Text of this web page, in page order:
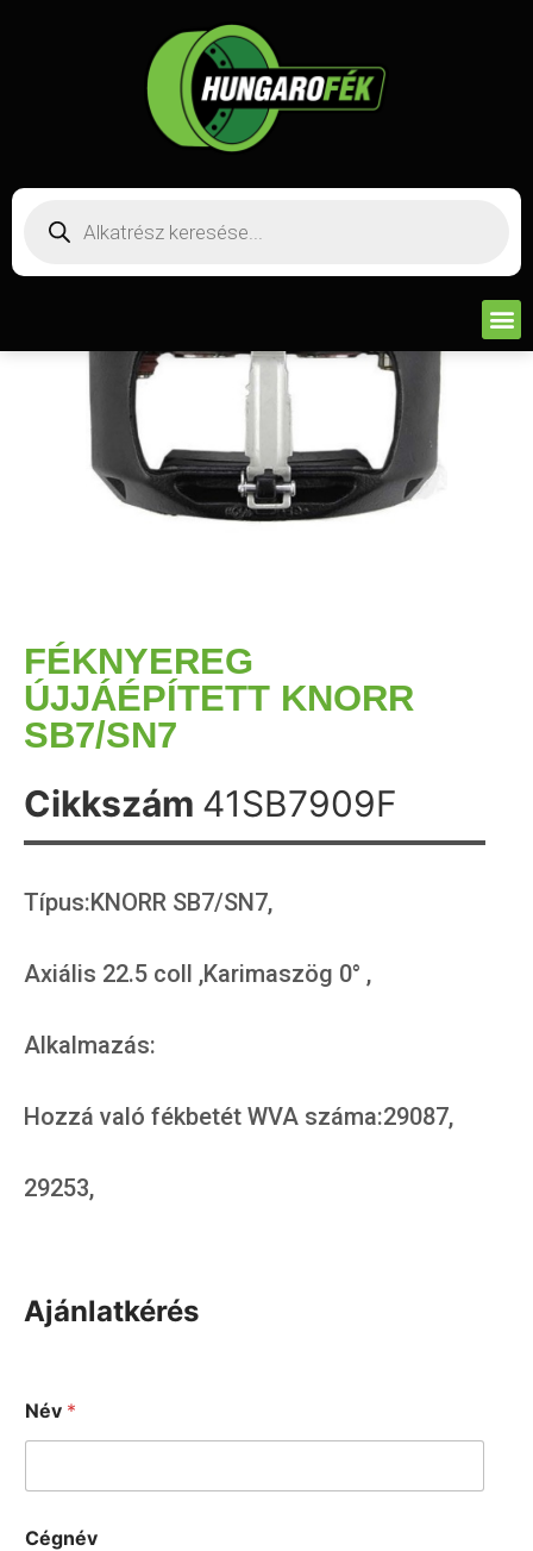
FÉKNYEREG
ÚJJÁÉPÍTETT KNORR
SB7/SN7
Cikkszám 41SB7909F
Típus:KNORR SB7/SN7,
Axiális 22.5 coll ,Karimaszög 0° ,
Alkalmazás:
Hozzá való fékbetét WVA száma:29087,
29253,
Ajánlatkérés
Név *
Cégnév